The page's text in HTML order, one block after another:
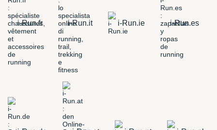
i-Run.fr i-Run.it i-Run.ie i-Run.es